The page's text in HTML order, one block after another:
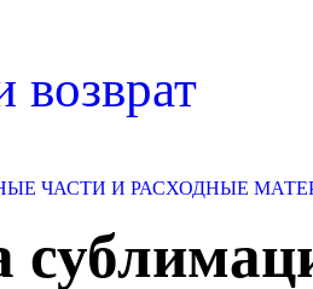
возврат
ЧАСТИ И РАСХОДНЫЕ